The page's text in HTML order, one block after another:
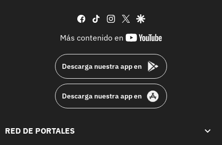
facebook
tiktok instagram
twittergoogle
Más contenido en
youtube-
Descarga nuestra app en
Descarga nuestra app en
RED DE PORTALES